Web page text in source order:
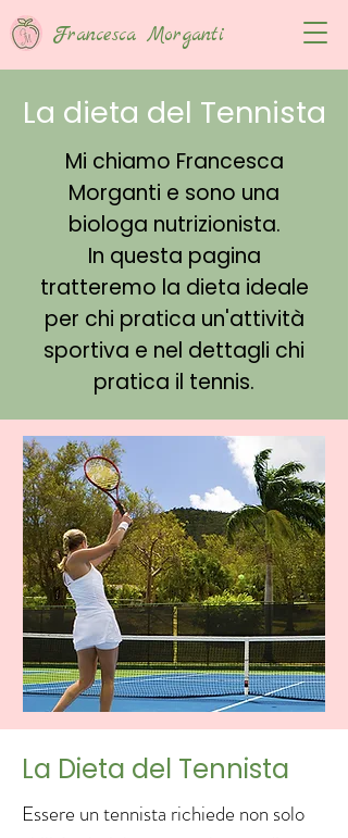
Francesca Morganti
La dieta del Tennista
Mi chiamo Francesca
Morganti e sono una
biologa nutrizionista.
In questa pagina
tratteremo la dieta ideale
per chi pratica un'attività
sportiva e nel dettagli chi
pratica il tennis.
La Dieta del Tennista
Essere un tennista richiede non solo